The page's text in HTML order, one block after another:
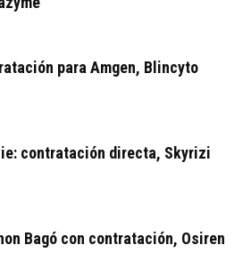
para Amgen, Blincyto
contratación directa, Skyrizi
Bagó con contratación, Osiren